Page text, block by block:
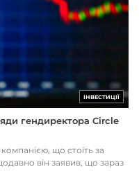
ІНВЕСТИЦІЇ
гендиректора Circle
що стоїть за
він заявив, що зараз